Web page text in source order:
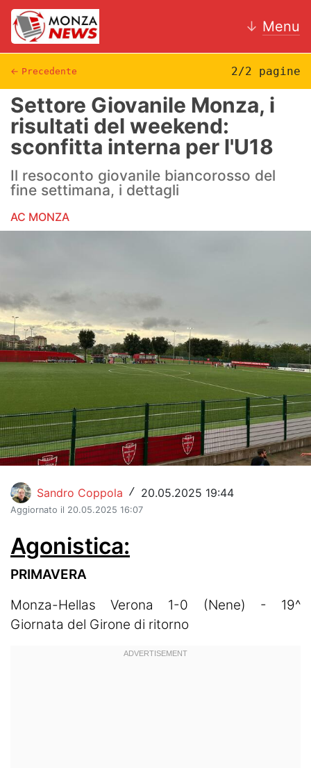
↓ Menu
News
AC Monza
Calcio
Motori
Altri sport
Hockey
Pallanuoto
Altre
News
Turismo
Eventi
← Precedente 2/2 pagine
Settore Giovanile Monza, i
risultati del weekend:
sconfitta interna per l'U18
Il resoconto giovanile biancorosso del
fine settimana, i dettagli
AC MONZA
Sandro Coppola / 20.05.2025 19:44
Aggiornato il 20.05.2025 16:07
Agonistica:
PRIMAVERA
Monza-Hellas Verona 1-0 (Nene) - 19^
Giornata del Girone di ritorno